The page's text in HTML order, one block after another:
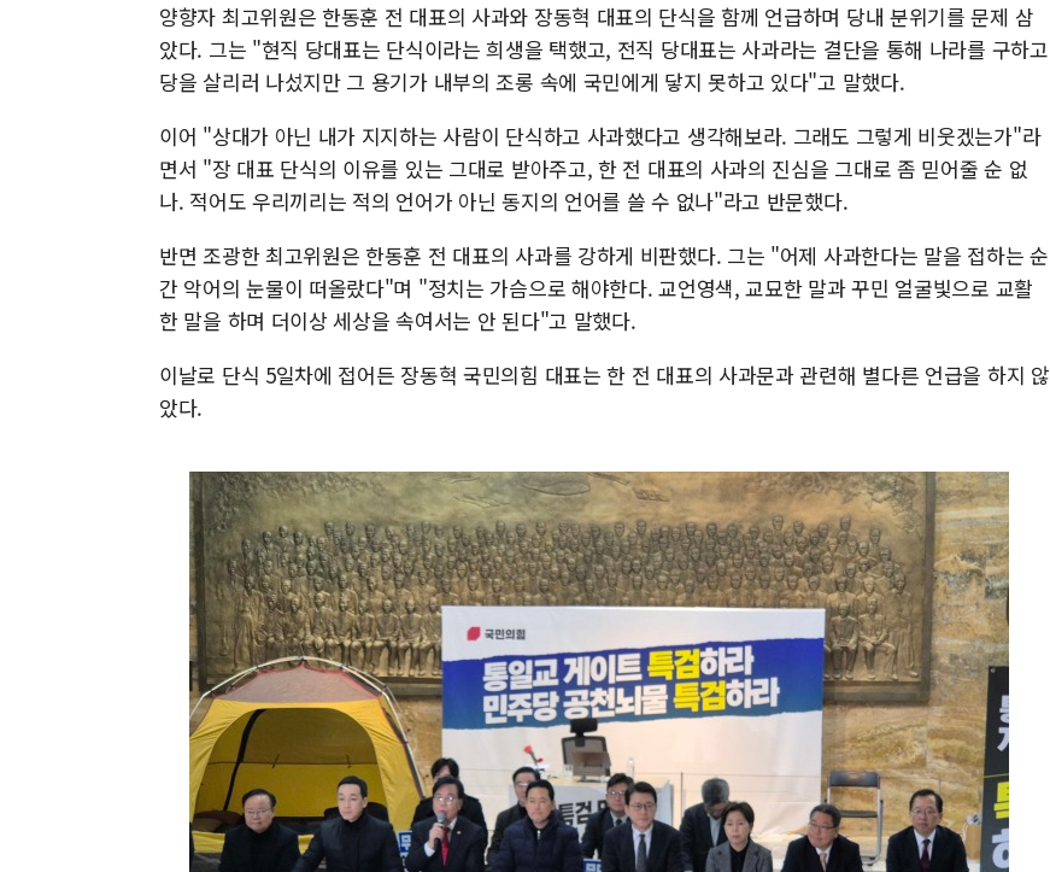
양향자 최고위원은 한동훈 전 대표의 사과와 장동혁 대표의 단식을 함께 언급하며 당내 분위기를 문제 삼
았다. 그는 "현직 당대표는 단식이라는 희생을 택했고, 전직 당대표는 사과라는 결단을 통해 나라를 구하고
당을 살리러 나섰지만 그 용기가 내부의 조롱 속에 국민에게 닿지 못하고 있다"고 말했다.
이어 "상대가 아닌 내가 지지하는 사람이 단식하고 사과했다고 생각해보라. 그래도 그렇게 비웃겠는가"라
면서 "장 대표 단식의 이유를 있는 그대로 받아주고, 한 전 대표의 사과의 진심을 그대로 좀 믿어줄 순 없
나. 적어도 우리끼리는 적의 언어가 아닌 동지의 언어를 쓸 수 없나"라고 반문했다.
반면 조광한 최고위원은 한동훈 전 대표의 사과를 강하게 비판했다. 그는 "어제 사과한다는 말을 접하는 순
간 악어의 눈물이 떠올랐다"며 "정치는 가슴으로 해야한다. 교언영색, 교묘한 말과 꾸민 얼굴빛으로 교활
한 말을 하며 더이상 세상을 속여서는 안 된다"고 말했다.
이날로 단식 5일차에 접어든 장동혁 국민의힘 대표는 한 전 대표의 사과문과 관련해 별다른 언급을 하지 않
았다.